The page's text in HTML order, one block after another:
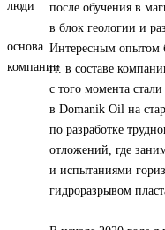
после обучения в
в блок геологии и
Интересным опытом
гг. в составе
с того момента
в Domanik Oil на
по разработке
отложений, где
и испытаниями
гидроразрывом